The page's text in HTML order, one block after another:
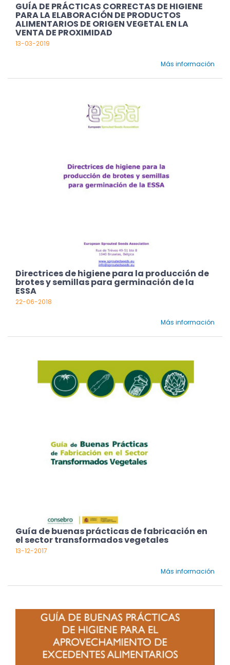
GUÍA DE PRÁCTICAS CORRECTAS DE HIGIENE
PARA LA ELABORACIÓN DE PRODUCTOS
ALIMENTARIOS DE ORIGEN VEGETAL EN LA
VENTA DE PROXIMIDAD
13-03-2019
Más información
Directrices de higiene para la producción de
brotes y semillas para germinación de la
ESSA
22-06-2018
Más información
Guía de buenas prácticas de fabricación en
el sector transformados vegetales
13-12-2017
Más información